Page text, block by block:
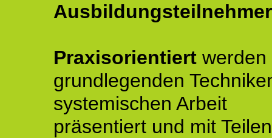
Praxisorientiert werden
grundlegenden
systemischen Arbeit
präsentiert und mit